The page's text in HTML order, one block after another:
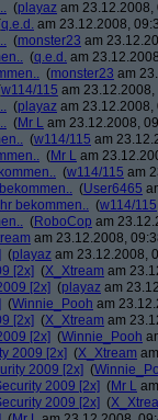
(playaz am 23.12.2008,
q.e.d. am 23.12.2008,
(monster23 am
(q.e.d. am
(monster23 am
w114/115 am
(playaz am 23.12.2008,
(Mr L am 23.12.2008,
(w114/115 am
(Mr L am
(w114/115 am
(User6465
bekommen.. (w114/115
(RoboCop am
am 23.12.2008,
(playaz am 23.12.2008,
[2x] (X_Xtream am
[2x] (playaz am
(Winnie_Pooh am
[2x] (X_Xtream am
[2x] (Winnie_Pooh
2009 [2x] (X_Xtream
2009 [2x] (
2009 [2x] (Mr L
2009 [2x] (